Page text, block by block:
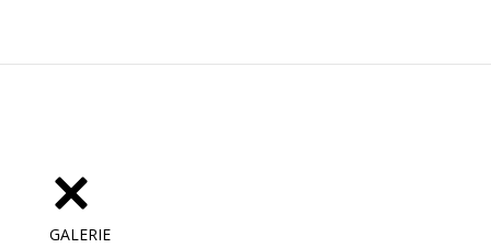
GALERIE